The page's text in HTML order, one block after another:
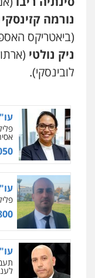
נורמה קזינסקי
(ביאטריקס
ניק נולטי
לובינסקי).